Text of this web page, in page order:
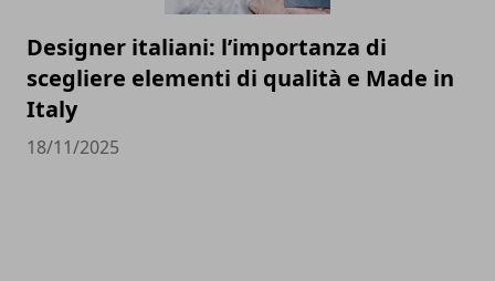
Designer italiani: l’importanza di
scegliere elementi di qualità e Made in
Italy
18/11/2025